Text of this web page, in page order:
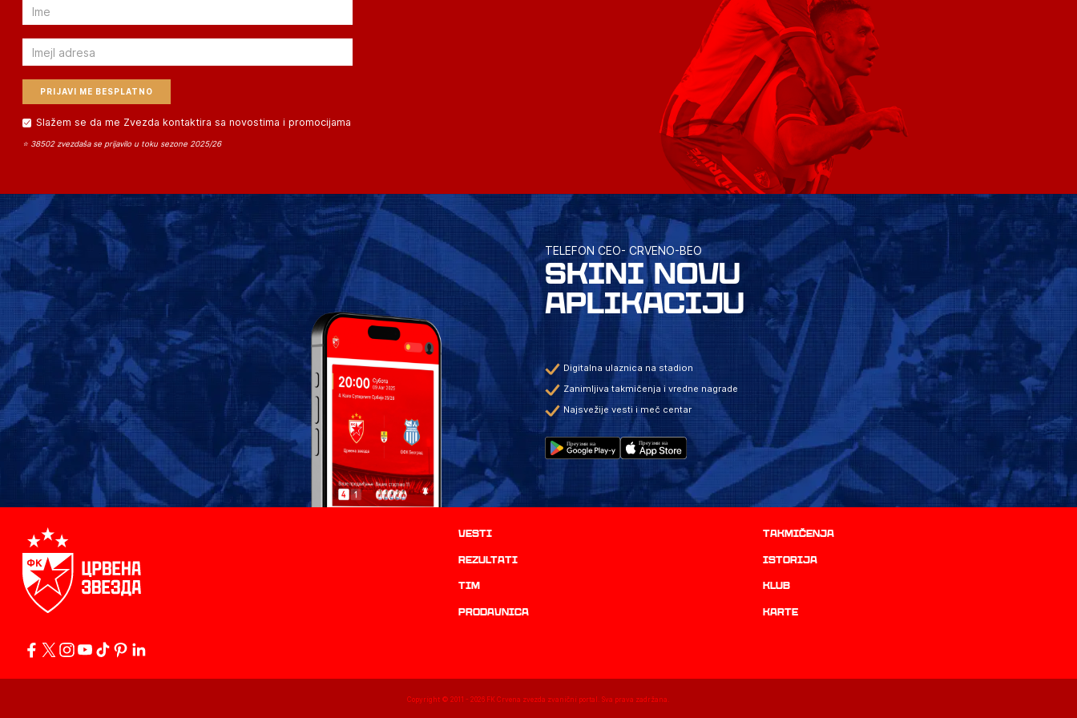
Email
Email
Slažem se da me Zvezda kontaktira sa novostima i promocijama
⭐ 38502 zvezdaša se prijavilo u toku sezone 2025/26
TELEFON CEO- CRVENO-BEO
SKINI NOVU
APLIKACIJU
Digitalna ulaznica na stadion
Zanimljiva takmičenja i vredne nagrade
Najsvežije vesti i meč centar
Vesti Takmičenja
rezultati istorija
TIM Klub
prodavnica Karte
Copyright © 2011 -2026 FK Crvena zvezda zvanični portal. Sva prava zadržana.